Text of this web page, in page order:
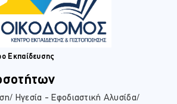
Εκπαίδευσης
Ηγεσία - Εφοδιαστική Αλυσίδα/